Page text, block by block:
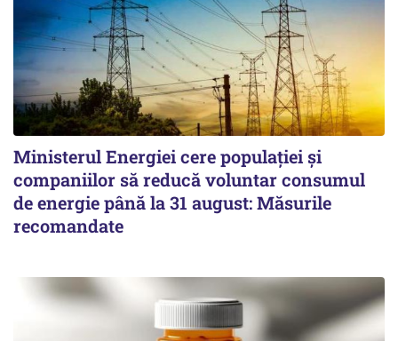
Ministerul Energiei cere populației și
companiilor să reducă voluntar consumul
de energie până la 31 august: Măsurile
recomandate